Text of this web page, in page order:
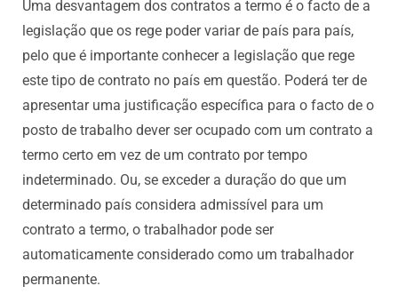
Uma desvantagem dos contratos a termo é o facto de a
legislação que os rege poder variar de país para país,
pelo que é importante conhecer a legislação que rege
este tipo de contrato no país em questão. Poderá ter de
apresentar uma justificação específica para o facto de o
posto de trabalho dever ser ocupado com um contrato a
termo certo em vez de um contrato por tempo
indeterminado. Ou, se exceder a duração do que um
determinado país considera admissível para um
contrato a termo, o trabalhador pode ser
automaticamente considerado como um trabalhador
permanente.